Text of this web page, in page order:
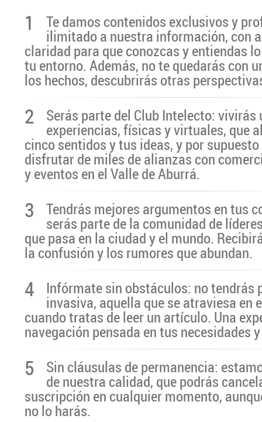
1 Te damos contenidos exclusivos y
ilimitado a nuestra información, con
claridad para que conozcas y entiendas
tu entorno. Además, no te quedarás con
los hechos, descubrirás otras
2 Serás parte del Club Intelecto: vivirás
experiencias, físicas y virtuales, que
cinco sentidos y tus ideas, y por
disfrutar de miles de alianzas con
y eventos en el Valle de Aburrá.
3 Tendrás mejores argumentos en tus
serás parte de la comunidad de
que pasa en la ciudad y el mundo.
la confusión y los rumores que abundan.
4 Infórmate sin obstáculos: no tendrás
invasiva, aquella que se atraviesa en
cuando tratas de leer un artículo. Una
navegación pensada en tus necesidades
5 Sin cláusulas de permanencia:
de nuestra calidad, que podrás
suscripción en cualquier momento,
no lo harás.